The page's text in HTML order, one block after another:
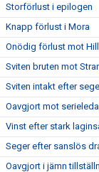
Storförlust i epilogen
Knapp förlust i Mora
Onödig förlust mot
Sviten bruten mot
Sviten intakt efter
Oavgjort mot
Vinst efter stark
Seger efter sanslös
Oavgjort i jämn